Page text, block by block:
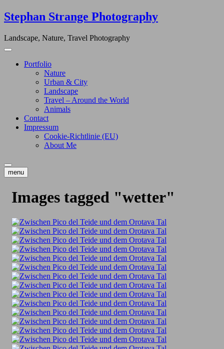
Skip
to
Stephan Strange Photography
Landscape, Nature, Travel Photography
Portfolio
Nature
Urban & City
Landscape
Travel – Around the World
Animals
Contact
Impressum
Cookie-Richtlinie (EU)
About Me
menu
Images tagged "wetter"